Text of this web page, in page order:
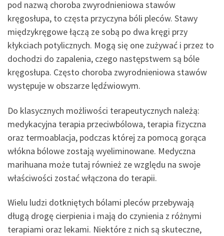
pod nazwą choroba zwyrodnieniowa stawów
kręgosłupa, to częsta przyczyna bóli pleców. Stawy
międzykręgowe łączą ze sobą po dwa kręgi przy
kłykciach potylicznych. Mogą się one zużywać i przez to
dochodzi do zapalenia, czego następstwem są bóle
kręgosłupa. Często choroba zwyrodnieniowa stawów
występuje w obszarze lędźwiowym.
Do klasycznych możliwości terapeutycznych należą:
medykacyjna terapia przeciwbólowa, terapia fizyczna
oraz termoablacja, podczas której za pomocą gorąca
włókna bólowe zostają wyeliminowane. Medyczna
marihuana może tutaj również ze względu na swoje
właściwości zostać włączona do terapii.
Wielu ludzi dotkniętych bólami pleców przebywają
długą drogę cierpienia i mają do czynienia z różnymi
terapiami oraz lekami. Niektóre z nich są skuteczne,